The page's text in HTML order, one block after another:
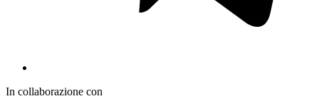
In collaborazione con